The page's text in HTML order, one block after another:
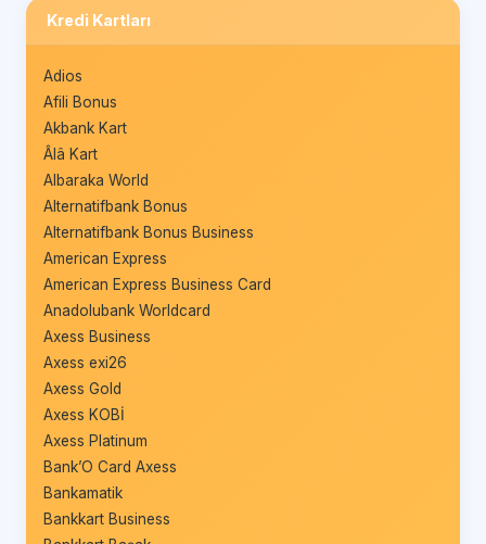
Kredi Kartları
Adios
Afili Bonus
Akbank Kart
Âlâ Kart
Albaraka World
Alternatifbank Bonus
Alternatifbank Bonus Business
American Express
American Express Business Card
Anadolubank Worldcard
Axess Business
Axess exi26
Axess Gold
Axess KOBİ
Axess Platinum
Bank’O Card Axess
Bankamatik
Bankkart Business